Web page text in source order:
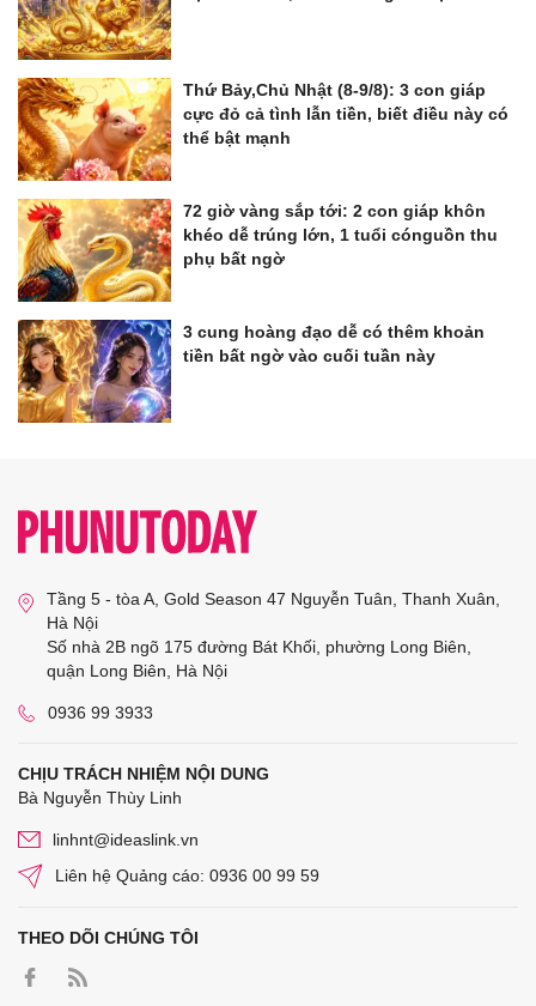
Thứ Bảy,Chủ Nhật (8-9/8): 3 con giáp
cực đỏ cả tình lẫn tiền, biết điều này có
thể bật mạnh
72 giờ vàng sắp tới: 2 con giáp khôn
khéo dễ trúng lớn, 1 tuổi cónguồn thu
phụ bất ngờ
3 cung hoàng đạo dễ có thêm khoản
tiền bất ngờ vào cuối tuần này
Tầng 5 - tòa A, Gold Season 47 Nguyễn Tuân, Thanh Xuân,
Hà Nội
Số nhà 2B ngõ 175 đường Bát Khối, phường Long Biên,
quận Long Biên, Hà Nội
0936 99 3933
CHỊU TRÁCH NHIỆM NỘI DUNG
Bà Nguyễn Thùy Linh
linhnt@ideaslink.vn
Liên hệ Quảng cáo: 0936 00 99 59
THEO DÕI CHÚNG TÔI